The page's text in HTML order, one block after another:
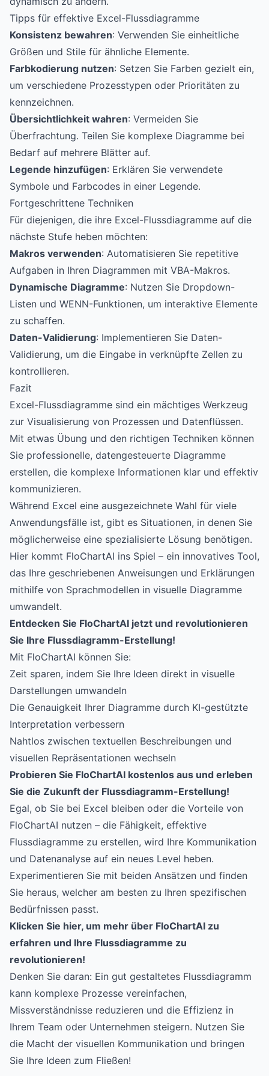
Tipps für effektive Excel-Flussdiagramme
Konsistenz bewahren: Verwenden Sie einheitliche
Größen und Stile für ähnliche Elemente.
Farbkodierung nutzen: Setzen Sie Farben gezielt ein,
um verschiedene Prozesstypen oder Prioritäten zu
kennzeichnen.
Übersichtlichkeit wahren: Vermeiden Sie
Überfrachtung. Teilen Sie komplexe Diagramme bei
Bedarf auf mehrere Blätter auf.
Legende hinzufügen: Erklären Sie verwendete
Symbole und Farbcodes in einer Legende.
Fortgeschrittene Techniken
Für diejenigen, die ihre Excel-Flussdiagramme auf die
nächste Stufe heben möchten:
Makros verwenden: Automatisieren Sie repetitive
Aufgaben in Ihren Diagrammen mit VBA-Makros.
Dynamische Diagramme: Nutzen Sie Dropdown-
Listen und WENN-Funktionen, um interaktive Elemente
zu schaffen.
Daten-Validierung: Implementieren Sie Daten-
Validierung, um die Eingabe in verknüpfte Zellen zu
kontrollieren.
Fazit
Excel-Flussdiagramme sind ein mächtiges Werkzeug
zur Visualisierung von Prozessen und Datenflüssen.
Mit etwas Übung und den richtigen Techniken können
Sie professionelle, datengesteuerte Diagramme
erstellen, die komplexe Informationen klar und effektiv
kommunizieren.
Während Excel eine ausgezeichnete Wahl für viele
Anwendungsfälle ist, gibt es Situationen, in denen Sie
möglicherweise eine spezialisierte Lösung benötigen.
Hier kommt FloChartAI ins Spiel – ein innovatives Tool,
das Ihre geschriebenen Anweisungen und Erklärungen
mithilfe von Sprachmodellen in visuelle Diagramme
umwandelt.
Entdecken Sie FloChartAI jetzt und revolutionieren
Sie Ihre Flussdiagramm-Erstellung!
Mit FloChartAI können Sie:
Zeit sparen, indem Sie Ihre Ideen direkt in visuelle
Darstellungen umwandeln
Die Genauigkeit Ihrer Diagramme durch KI-gestützte
Interpretation verbessern
Nahtlos zwischen textuellen Beschreibungen und
visuellen Repräsentationen wechseln
Probieren Sie FloChartAI kostenlos aus und erleben
Sie die Zukunft der Flussdiagramm-Erstellung!
Egal, ob Sie bei Excel bleiben oder die Vorteile von
FloChartAI nutzen – die Fähigkeit, effektive
Flussdiagramme zu erstellen, wird Ihre Kommunikation
und Datenanalyse auf ein neues Level heben.
Experimentieren Sie mit beiden Ansätzen und finden
Sie heraus, welcher am besten zu Ihren spezifischen
Bedürfnissen passt.
Klicken Sie hier, um mehr über FloChartAI zu
erfahren und Ihre Flussdiagramme zu
revolutionieren!
Denken Sie daran: Ein gut gestaltetes Flussdiagramm
kann komplexe Prozesse vereinfachen,
Missverständnisse reduzieren und die Effizienz in
Ihrem Team oder Unternehmen steigern. Nutzen Sie
die Macht der visuellen Kommunikation und bringen
Sie Ihre Ideen zum Fließen!